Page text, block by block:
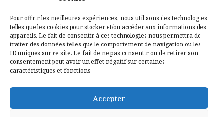
Pour offrir les meilleures expériences, nous utilisons des technologies
telles que les cookies pour stocker et/ou accéder aux informations des
appareils. Le fait de consentir à ces technologies nous permettra de
traiter des données telles que le comportement de navigation ou les
ID uniques sur ce site. Le fait de ne pas consentir ou de retirer son
consentement peut avoir un effet négatif sur certaines
caractéristiques et fonctions.
Accepter
Contactez-nous
Mentions légales